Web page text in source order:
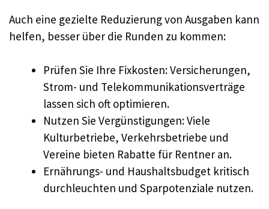
Auch eine gezielte Reduzierung von Ausgaben kann
helfen, besser über die Runden zu kommen:
Prüfen Sie Ihre Fixkosten: Versicherungen,
Strom- und Telekommunikationsverträge
lassen sich oft optimieren.
Nutzen Sie Vergünstigungen: Viele
Kulturbetriebe, Verkehrsbetriebe und
Vereine bieten Rabatte für Rentner an.
Ernährungs- und Haushaltsbudget kritisch
durchleuchten und Sparpotenziale nutzen.